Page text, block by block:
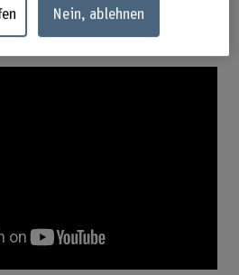
Mobilität» vom 4.
Nein, ablehnen